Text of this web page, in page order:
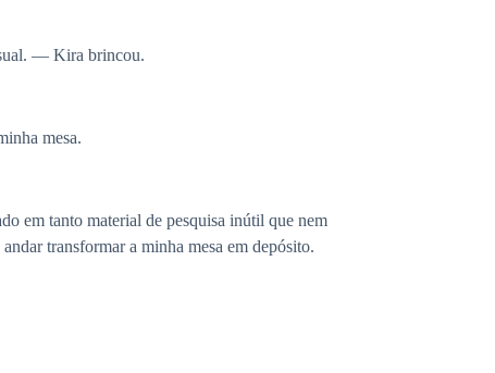
— Kira brincou.
mesa.
em tanto material de pesquisa inútil que nem
transformar a minha mesa em depósito.